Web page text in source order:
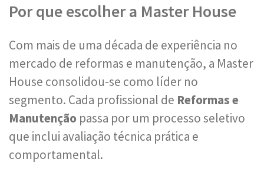
Por que escolher a Master House
Com mais de uma década de experiência no
mercado de reformas e manutenção, a Master
House consolidou-se como líder no
segmento. Cada profissional de Reformas e
Manutenção passa por um processo seletivo
que inclui avaliação técnica prática e
comportamental.